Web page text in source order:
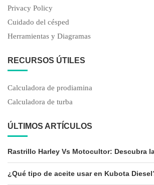
Privacy Policy
Cuidado del césped
Herramientas y Diagramas
RECURSOS ÚTILES
Calculadora de prodiamina
Calculadora de turba
ÚLTIMOS ARTÍCULOS
Rastrillo Harley Vs Motocultor: Descubra
¿Qué tipo de aceite usar en Kubota